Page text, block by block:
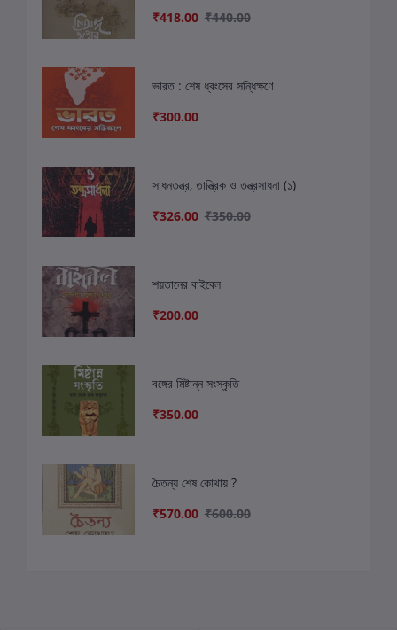
₹418.00 ₹440.00
ভারত : শেষ ধ্বংসের সন্ধিক্ষণে
₹300.00
সাধনতন্ত্র, তান্ত্রিক ও তন্ত্রসাধনা (১)
₹326.00 ₹350.00
শয়তানের বাইবেল
₹200.00
বঙ্গের মিষ্টান্ন সংস্কৃতি
₹350.00
চৈতন্য শেষ কোথায় ?
₹570.00 ₹600.00